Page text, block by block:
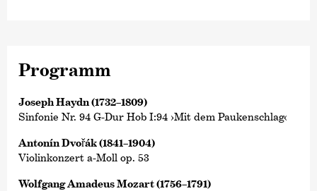
Programm
Joseph Haydn (1732–1809)
Sinfonie Nr. 94 G-Dur Hob I:94 ›Mit dem Paukenschlag‹
Antonín Dvořák (1841–1904)
Violinkonzert a-Moll op. 53
Wolfgang Amadeus Mozart (1756–1791)